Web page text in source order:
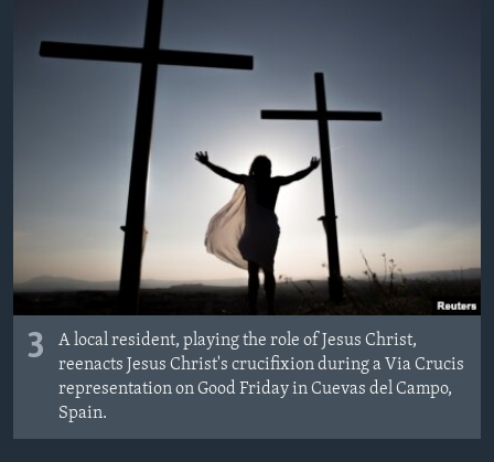
3
A local resident, playing the role of Jesus Christ,
reenacts Jesus Christ's crucifixion during a Via Crucis
representation on Good Friday in Cuevas del Campo,
Spain.